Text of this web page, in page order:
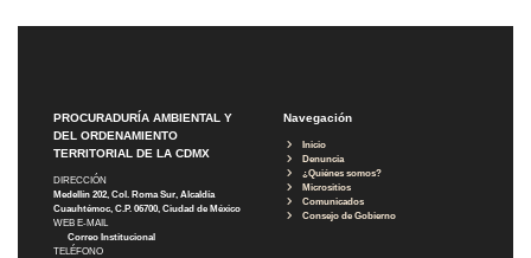
PROCURADURÍA AMBIENTAL Y
DEL ORDENAMIENTO
TERRITORIAL DE LA CDMX
DIRECCIÓN
Medellín 202, Col. Roma Sur, Alcaldía
Cuauhtémoc, C.P. 06700, Ciudad de México
WEB E-MAIL
Correo Institucional
TELÉFONO
Navegación
Inicio
Denuncia
¿Quiénes somos?
Micrositios
Comunicados
Consejo de Gobierno